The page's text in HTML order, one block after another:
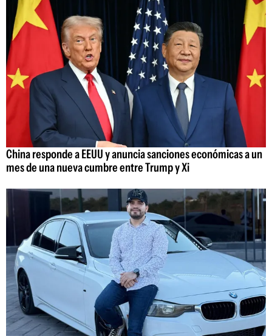
China responde a EEUU y anuncia sanciones económicas a un
mes de una nueva cumbre entre Trump y Xi